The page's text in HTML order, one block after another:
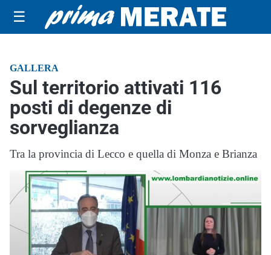
☰
GALLERA
Sul territorio attivati 116
posti di degenze di
sorveglianza
Tra la provincia di Lecco e quella di Monza e Brianza